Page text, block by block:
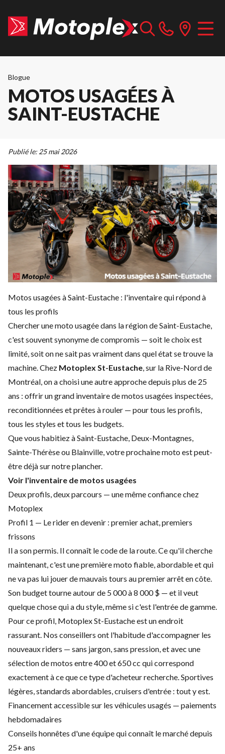
Blogue
MOTOS USAGÉES À
SAINT-EUSTACHE
Publié le: 25 mai 2026
Motos usagées à Saint-Eustache : l'inventaire qui répond à
tous les profils
Chercher une moto usagée dans la région de Saint-Eustache,
c'est souvent synonyme de compromis — soit le choix est
limité, soit on ne sait pas vraiment dans quel état se trouve la
machine. Chez Motoplex St-Eustache, sur la Rive-Nord de
Montréal, on a choisi une autre approche depuis plus de 25
ans : offrir un grand inventaire de motos usagées inspectées,
reconditionnées et prêtes à rouler — pour tous les profils,
tous les styles et tous les budgets.
Que vous habitiez à Saint-Eustache, Deux-Montagnes,
Sainte-Thérèse ou Blainville, votre prochaine moto est peut-
être déjà sur notre plancher.
Voir l'inventaire de motos usagées
Deux profils, deux parcours — une même confiance chez
Motoplex
Profil 1 — Le rider en devenir : premier achat, premiers
frissons
Il a son permis. Il connaît le code de la route. Ce qu'il cherche
maintenant, c'est une première moto fiable, abordable et qui
ne va pas lui jouer de mauvais tours au premier arrêt en côte.
Son budget tourne autour de 5 000 à 8 000 $ — et il veut
quelque chose qui a du style, même si c'est l'entrée de gamme.
Pour ce profil, Motoplex St-Eustache est un endroit
rassurant. Nos conseillers ont l'habitude d'accompagner les
nouveaux riders — sans jargon, sans pression, et avec une
sélection de motos entre 400 et 650 cc qui correspond
exactement à ce que ce type d'acheteur recherche. Sportives
légères, standards abordables, cruisers d'entrée : tout y est.
Financement accessible sur les véhicules usagés — paiements
hebdomadaires
Conseils honnêtes d'une équipe qui connaît le marché depuis
25+ ans